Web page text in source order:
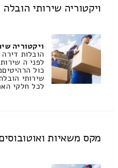
ויקטוריה שירותי הובלה
ויקטוריה
הובלות
לפני ה
כול
שירותי
לכל חלקי
מקס משאיות